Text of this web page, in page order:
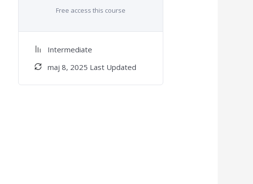
Free access this course
Intermediate
maj 8, 2025 Last Updated